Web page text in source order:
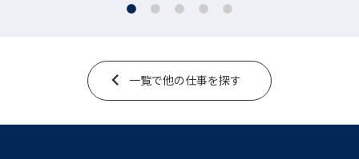
一覧で他の仕事を探す